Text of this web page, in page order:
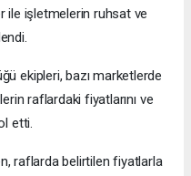
ile işletmelerin ruhsat ve
ekipleri, bazı marketlerde
raflardaki fiyatlarını ve
etti.
raflarda belirtilen fiyatlarla